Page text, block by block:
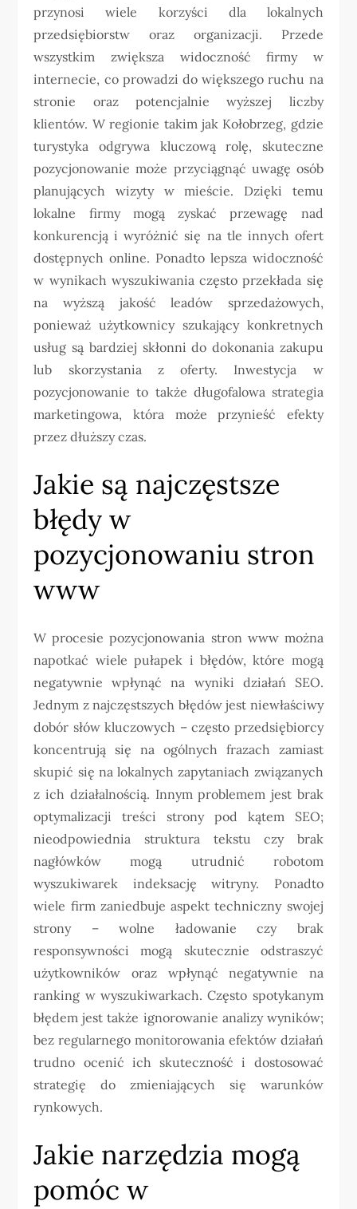
przynosi wiele korzyści dla lokalnych
przedsiębiorstw oraz organizacji. Przede
wszystkim zwiększa widoczność firmy w
internecie, co prowadzi do większego ruchu na
stronie oraz potencjalnie wyższej liczby
klientów. W regionie takim jak Kołobrzeg, gdzie
turystyka odgrywa kluczową rolę, skuteczne
pozycjonowanie może przyciągnąć uwagę osób
planujących wizyty w mieście. Dzięki temu
lokalne firmy mogą zyskać przewagę nad
konkurencją i wyróżnić się na tle innych ofert
dostępnych online. Ponadto lepsza widoczność
w wynikach wyszukiwania często przekłada się
na wyższą jakość leadów sprzedażowych,
ponieważ użytkownicy szukający konkretnych
usług są bardziej skłonni do dokonania zakupu
lub skorzystania z oferty. Inwestycja w
pozycjonowanie to także długofalowa strategia
marketingowa, która może przynieść efekty
przez dłuższy czas.
Jakie są najczęstsze
błędy w
pozycjonowaniu stron
www
W procesie pozycjonowania stron www można
napotkać wiele pułapek i błędów, które mogą
negatywnie wpłynąć na wyniki działań SEO.
Jednym z najczęstszych błędów jest niewłaściwy
dobór słów kluczowych – często przedsiębiorcy
koncentrują się na ogólnych frazach zamiast
skupić się na lokalnych zapytaniach związanych
z ich działalnością. Innym problemem jest brak
optymalizacji treści strony pod kątem SEO;
nieodpowiednia struktura tekstu czy brak
nagłówków mogą utrudnić robotom
wyszukiwarek indeksację witryny. Ponadto
wiele firm zaniedbuje aspekt techniczny swojej
strony – wolne ładowanie czy brak
responsywności mogą skutecznie odstraszyć
użytkowników oraz wpłynąć negatywnie na
ranking w wyszukiwarkach. Często spotykanym
błędem jest także ignorowanie analizy wyników;
bez regularnego monitorowania efektów działań
trudno ocenić ich skuteczność i dostosować
strategię do zmieniających się warunków
rynkowych.
Jakie narzędzia mogą
pomóc w